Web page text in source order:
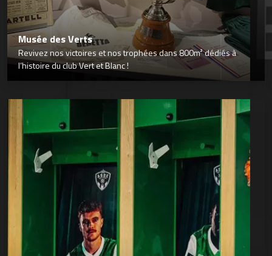
Musée des Verts
Revivez nos victoires et nos trophées dans 800m² dédiés à
l’histoire du club Vert et Blanc !